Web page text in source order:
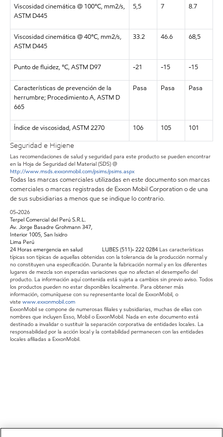
Viscosidad cinemática @ 100°C, mm2/s,
ASTM D445
5,5 7 8.7
Viscosidad cinemática @ 40°C, mm2/s,
ASTM D445
33.2 46.6 68,5
Punto de fluidez, °C, ASTM D97 -21 -15 -15
Características de prevención de la
herrumbre; Procedimiento A, ASTM D
665
Pasa Pasa Pasa
Índice de viscosidad, ASTM 2270 106 105 101
Seguridad e Higiene
Las recomendaciones de salud y seguridad para este producto se pueden encontrar
en la Hoja de Seguridad del Material (SDS) @
http://www.msds.exxonmobil.com/psims/psims.aspx
Todas las marcas comerciales utilizadas en este documento son marcas
comerciales o marcas registradas de Exxon Mobil Corporation o de una
de sus subsidiarias a menos que se indique lo contrario.
05-2026
Terpel Comercial del Perú S.R.L.
Av. Jorge Basadre Grohmann 347,
Interior 1005, San Isidro
Lima Perú
24 Horas emergencia en salud LUBES (511)- 222 0284 Las características
típicas son típicas de aquellas obtenidas con la tolerancia de la producción normal y
no constituyen una especificación. Durante la fabricación normal y en los diferentes
lugares de mezcla son esperadas variaciones que no afectan el desempeño del
producto. La información aquí contenida está sujeta a cambios sin previo aviso. Todos
los productos pueden no estar disponibles localmente. Para obtener más
información, comuníquese con su representante local de ExxonMobil, o
vistewww.exxonmobil.com
ExxonMobil se compone de numerosas filiales y subsidiarias, muchas de ellas con
nombres que incluyen Esso, Mobil o ExxonMobil. Nada en este documento está
destinado a invalidar o sustituir la separación corporativa de entidades locales. La
responsabilidad por la acción local y la contabilidad permanecen con las entidades
locales afiliadas a ExxonMobil.